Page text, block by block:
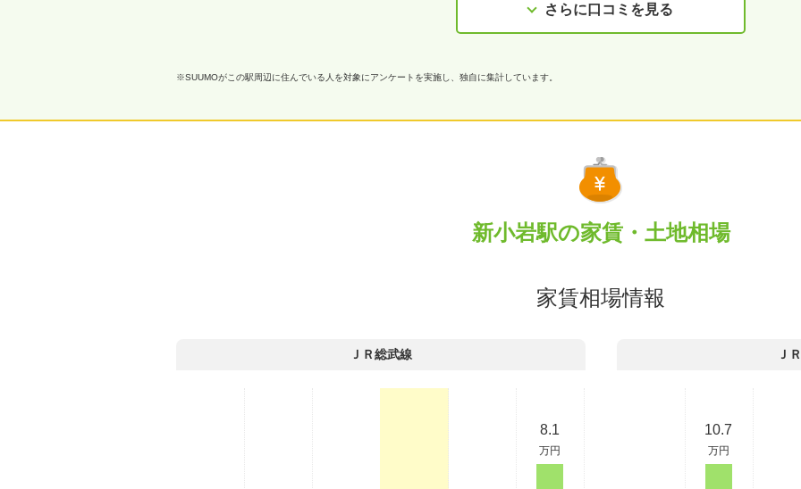
さらに口コミを見る
※SUUMOがこの駅周辺に住んでいる人を対象にアンケートを実施し、独自に集計しています。
新小岩駅の家賃・土地相場
家賃相場情報
ＪＲ総武線
8.1
万円
Ｊ
10.7
万円